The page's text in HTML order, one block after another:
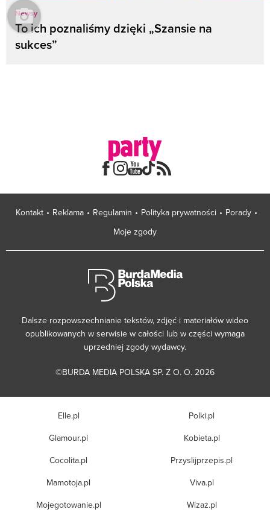
Newsy
To ich poznaliśmy dzięki „Szansie na
sukces”
Kontakt Reklama Regulamin Polityka prywatności
Porady
Moje zgody
Dalsze rozpowszechnianie tekstów, zdjęć i materiałów wideo
opublikowanych w serwisie w całości lub w części wymaga
uprzedniej zgody wydawcy.
©BURDA MEDIA POLSKA SP. Z O. O. 2026
Elle.pl
Glamour.pl
Cocolita.pl
Mamotoja.pl
Mojegotowanie.pl
Polki.pl
Kobieta.pl
Przyslijprzepis.pl
Viva.pl
Wizaz.pl